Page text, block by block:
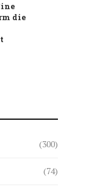
die
(300)
(74)